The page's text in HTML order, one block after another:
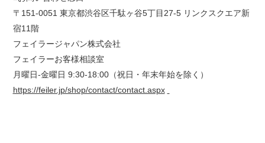
〒151-0051 東京都渋谷区千駄ヶ谷5丁目27-5 リンクスクエア新
宿11階
フェイラージャパン株式会社
フェイラーお客様相談室
月曜日-金曜日 9:30‐18:00（祝日・年末年始を除く）
https://feiler.jp/shop/contact/contact.aspx